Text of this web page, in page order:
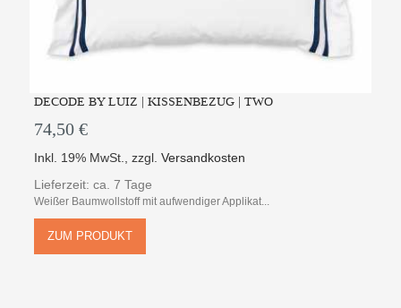
DECODE BY LUIZ | KISSENBEZUG | TWO
74,50 €
Inkl. 19% MwSt. ,zzgl.Versandkosten
Lieferzeit: ca. 7 Tage
Weißer Baumwollstoff mit aufwendiger Applikat...
ZUM PRODUKT